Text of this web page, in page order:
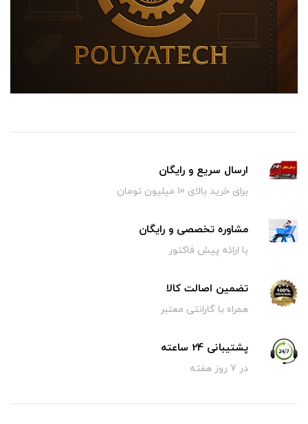
ارسال سریع و رایگان
برای خرید بالای 10 میلیون تومان
مشاوره تخصصی و رایگان
با ارائه پیش فاکتور
تضمین اصالت کالا
همراه با گارانتی معتبر
پشتیبانی 24 ساعته
در 7 روز هفته